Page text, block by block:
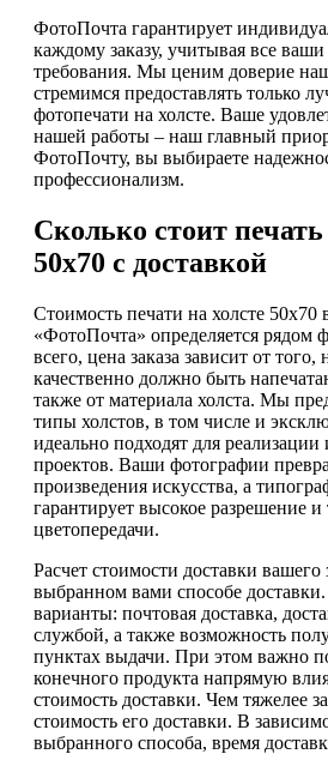
ФотоПочта гарантирует
каждому заказу, учитывая все
требования. Мы ценим доверие
стремимся предоставлять только
фотопечати на холсте. Ваше
нашей работы – наш главный
ФотоПочту, вы выбираете
профессионализм.
Сколько стоит печать
50х70 с доставкой
Стоимость печати на холсте 50х70
«ФотоПочта» определяется рядом
всего, цена заказа зависит от того,
качественно должно быть
также от материала холста. Мы
типы холстов, в том числе и
идеально подходят для
проектов. Ваши фотографии
произведения искусства, а
гарантирует высокое разрешение и
цветопередачи.
Расчет стоимости доставки вашего
выбранном вами способе
варианты: почтовая доставка,
службой, а также возможность
пунктах выдачи. При этом важно
конечного продукта напрямую
стоимость доставки. Чем тяжелее
стоимость его доставки. В
выбранного способа, время